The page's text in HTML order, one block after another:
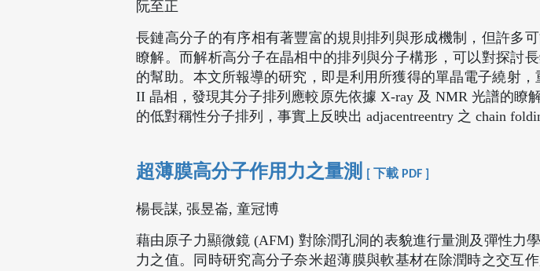
阮至正
長鏈高分子的有序相有著豐富的規則排列與形成機制，但許多
瞭解。而解析高分子在晶相中的排列與分子構形，可以對探討
的幫助。本文所報導的研究，即是利用所獲得的單晶電子繞射，
II 晶相，發現其分子排列應較原先依據 X-ray 及 NMR 光譜的瞭
的低對稱性分子排列，事實上反映出 adjacentreentry 之 chain
超薄膜高分子作用力之量測 [ 下載 PDF ]
楊長謀, 張昱崙, 童冠博
藉由原子力顯微鏡 (AFM) 對除潤孔洞的表貌進行量測及彈性力
力之值。同時研究高分子奈米超薄膜與軟基材在除潤時之交互